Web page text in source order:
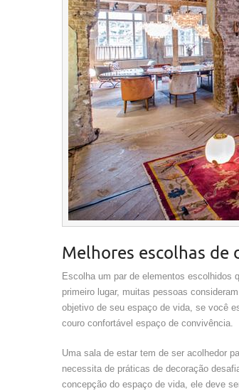
Melhores escolhas de
Escolha um par de elementos escolhidos
primeiro lugar, muitas pessoas
objetivo de seu espaço de vida, se você
couro confortável espaço de convivência.
Uma sala de estar tem de ser acolhedor
necessita de práticas de decoração
concepção do espaço de vida, ele deve